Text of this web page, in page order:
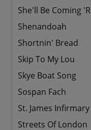
She'll Be Coming
Shenandoah
Shortnin' Bread
Skip To My Lou
Skye Boat Song
Sospan Fach
St. James
Streets Of